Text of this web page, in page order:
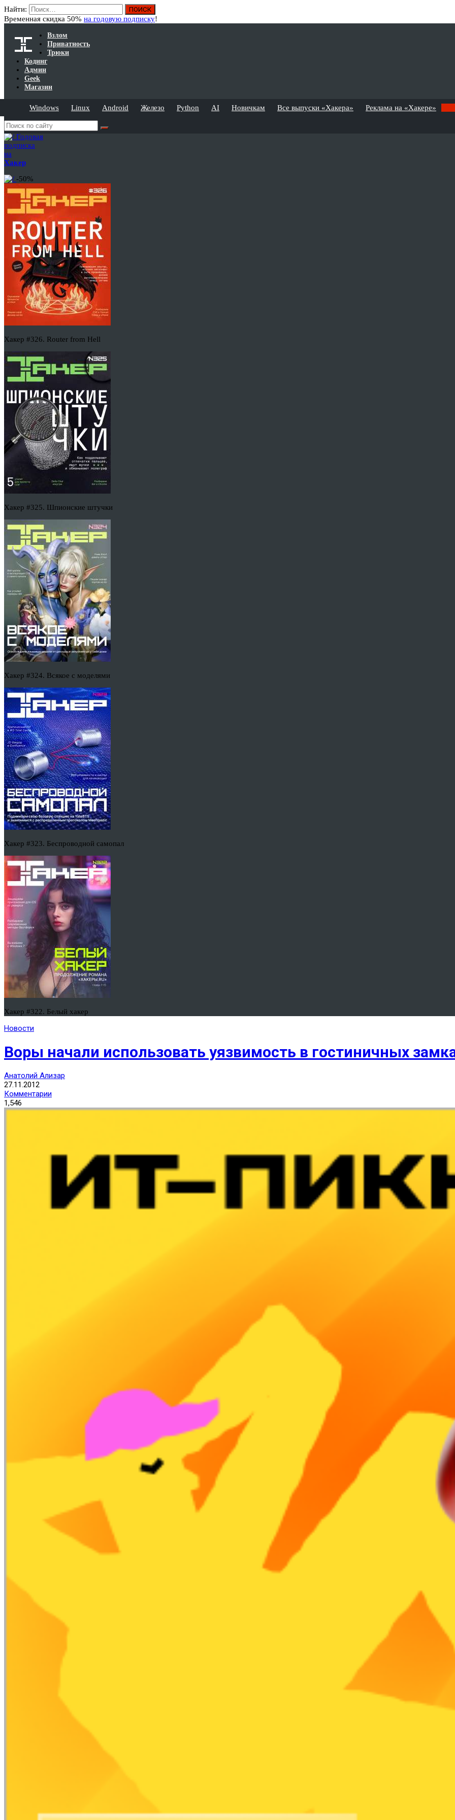
Найти:
Временная скидка 50% на годовую подписку!
Взлом
Приватность
Трюки
Кодинг
Админ
Geek
Магазин
Windows Linux Android Железо Python AI Новичкам Все выпуски «Хакера» Реклама на «Хакере»
Годовая
подписка
на
Хакер
-50%
Хакер #326. Router from Hell
Хакер #325. Шпионские штучки
Хакер #324. Всякое с моделями
Хакер #323. Беспроводной самопал
Хакер #322. Белый хакер
Новости
Воры начали использовать уязвимость в гостиничных
Анатолий Ализар
27.11.2012
Комментарии
1,546